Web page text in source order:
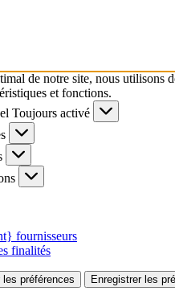
de notre site, nous utilisons
et fonctions.
Toujours activé
fournisseurs
finalités
les préférences Enregistrer les